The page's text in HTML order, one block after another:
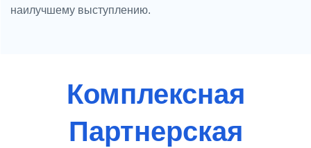
наилучшему выступлению.
Комплексная
Партнерская